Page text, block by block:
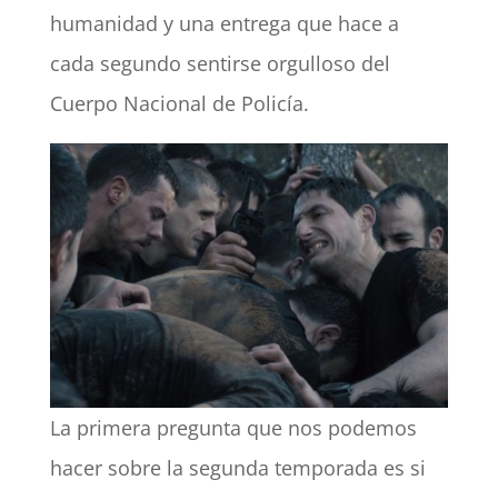
humanidad y una entrega que hace a
cada segundo sentirse orgulloso del
Cuerpo Nacional de Policía.
La primera pregunta que nos podemos
hacer sobre la segunda temporada es si